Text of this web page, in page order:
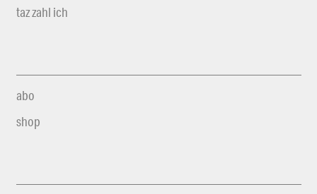
taz zahl ich
abo
shop